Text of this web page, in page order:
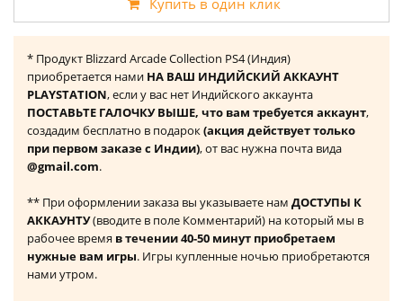
Купить в один клик
* Продукт Blizzard Arcade Collection PS4 (Индия)
приобретается нами НА ВАШ ИНДИЙСКИЙ АККАУНТ
PLAYSTATION, если у вас нет Индийского аккаунта
ПОСТАВЬТЕ ГАЛОЧКУ ВЫШЕ, что вам требуется аккаунт,
создадим бесплатно в подарок(акция действует только
при первом заказе с Индии), от вас нужна почта вида
@gmail.com.
** При оформлении заказа вы указываете нам ДОСТУПЫ К
АККАУНТУ(вводите в поле Комментарий) на который мы в
рабочее время в течении 40-50 минут приобретаем
нужные вам игры. Игры купленные ночью приобретаются
нами утром.